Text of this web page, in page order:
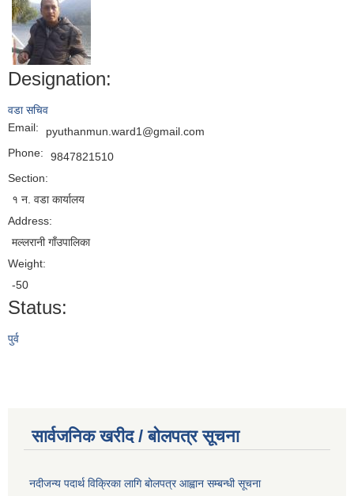
Designation:
वडा सचिव
Email:
pyuthanmun.ward1@gmail.com
Phone:
9847821510
Section:
१ न. वडा कार्यालय
Address:
मल्लरानी गाँउपालिका
Weight:
-50
Status:
पुर्व
सार्वजनिक खरीद / बोलपत्र सूचना
नदीजन्य पदार्थ विक्रिका लागि बोलपत्र आह्वान सम्बन्धी सूचना